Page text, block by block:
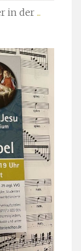
in der ...